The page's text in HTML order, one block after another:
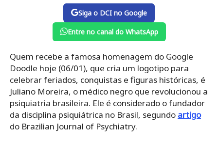
Siga o DCI no Google
Entre no canal do WhatsApp
Quem recebe a famosa homenagem do Google
Doodle hoje (06/01), que cria um logotipo para
celebrar feriados, conquistas e figuras históricas, é
Juliano Moreira, o médico negro que revolucionou a
psiquiatria brasileira. Ele é considerado o fundador
da disciplina psiquiátrica no Brasil, segundo artigo
do Brazilian Journal of Psychiatry.